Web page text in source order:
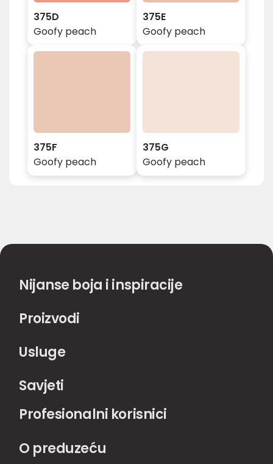
375D
Goofy peach
375E
Goofy peach
375F
Goofy peach
375G
Goofy peach
Nijanse boja i inspiracije
Proizvodi
Usluge
Savjeti
Profesionalni korisnici
O preduzeću